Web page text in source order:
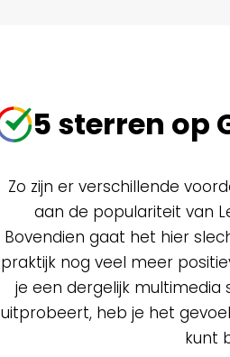
5 sterren op
Zo zijn er verschillende
aan de populariteit van
Bovendien gaat het hier
praktijk nog veel meer
je een dergelijk
uitprobeert, heb je het
kunt